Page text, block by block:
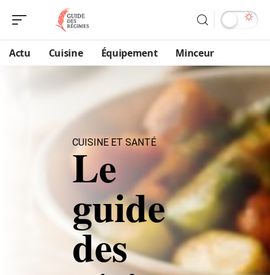
Actu Cuisine Équipement Minceur
CUISINE ET SANTÉ
Le
guide
des